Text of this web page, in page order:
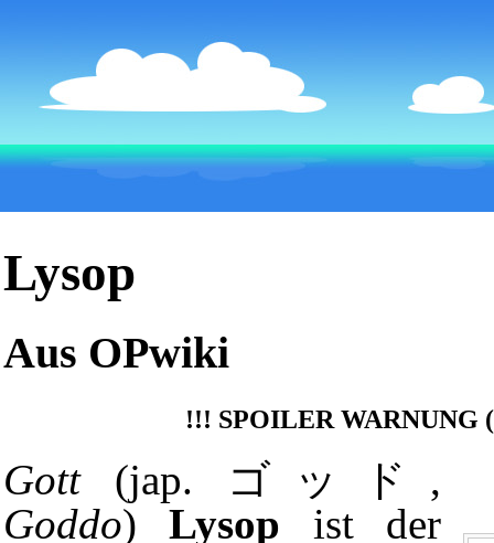
Lysop
Aus OPwiki
!!! SPOILER WARNUNG
Gott(jap. ゴッド,
Goddo)Lysop ist der